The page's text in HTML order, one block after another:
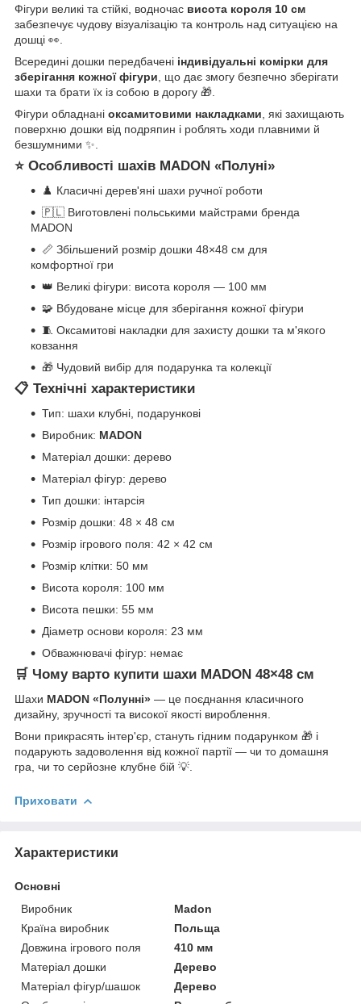
Фігури великі та стійкі, водночас висота короля 10 см
забезпечує чудову візуалізацію та контроль над ситуацією на
дошці 👀.
Всередині дошки передбачені індивідуальні комірки для
зберігання кожної фігури, що дає змогу безпечно зберігати
шахи та брати їх із собою в дорогу 🎁.
Фігури обладнані оксамитовими накладками, які захищають
поверхню дошки від подряпин і роблять ходи плавними й
безшумними ✨.
⭐ Особливості шахів MADON «Полуні»
♟️ Класичні дерев'яні шахи ручної роботи
🇵🇱 Виготовлені польськими майстрами бренда
MADON
📏 Збільшений розмір дошки 48×48 см для
комфортної гри
👑 Великі фігури: висота короля — 100 мм
🧩 Вбудоване місце для зберігання кожної фігури
🧵 Оксамитові накладки для захисту дошки та м'якого
ковзання
🎁 Чудовий вибір для подарунка та колекції
📋 Технічні характеристики
Тип: шахи клубні, подарункові
Виробник: MADON
Матеріал дошки: дерево
Матеріал фігур: дерево
Тип дошки: інтарсія
Розмір дошки: 48 × 48 см
Розмір ігрового поля: 42 × 42 см
Розмір клітки: 50 мм
Висота короля: 100 мм
Висота пешки: 55 мм
Діаметр основи короля: 23 мм
Обважнювачі фігур: немає
🛒 Чому варто купити шахи MADON 48×48 см
Шахи MADON «Полунні» — це поєднання класичного
дизайну, зручності та високої якості вироблення.
Вони прикрасять інтер'єр, стануть гідним подарунком 🎁 і
подарують задоволення від кожної партії — чи то домашня
гра, чи то серйозне клубне бій 💡.
Приховати
Характеристики
Основні
Виробник
Madon
Країна виробник
Польща
Довжина ігрового поля
410 мм
Матеріал дошки
Дерево
Матеріал фігур/шашок
Дерево